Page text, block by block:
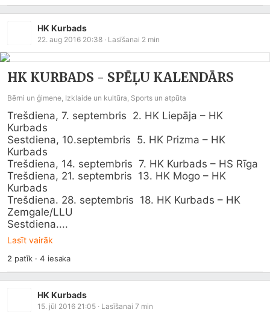
HK Kurbads
22. aug 2016 20:38 · Lasīšanai 2 min
HK KURBADS - SPĒĻU KALENDĀRS
Bērni un ģimene, Izklaide un kultūra, Sports un atpūta
Trešdiena, 7. septembris  2. HK Liepāja – HK
Kurbads
Sestdiena, 10.septembris  5. HK Prizma – HK
Kurbads
Trešdiena, 14. septembris  7. HK Kurbads – HS Rīga
Trešdiena, 21. septembris  13. HK Mogo – HK
Kurbads
Trešdiena. 28. septembris  18. HK Kurbads – HK
Zemgale/LLU
Sestdiena....
Lasīt vairāk
2 patīk ·4 iesaka
HK Kurbads
15. jūl 2016 21:05 · Lasīšanai 7 min